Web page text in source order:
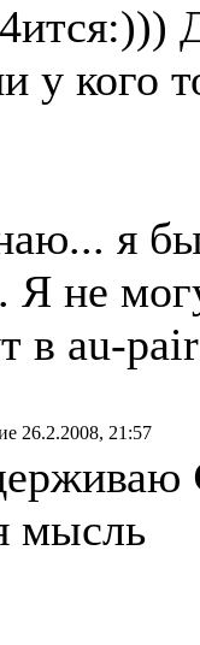
у кого
я
Я не
в au-
26.2.2008, 21:57
мысль